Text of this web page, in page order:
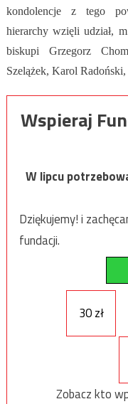
kondolencje z tego
hierarchy wzięli udział,
biskupi Grzegorz
Szelążek, Karol
Wspieraj
W lipcu
Dziękujemy! i
fundacji.
30 zł
Zobacz kto